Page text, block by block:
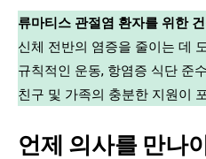
류마티스 관절염 환자를 위한
신체 전반의 염증을 줄이는 데
규칙적인 운동, 항염증 식단 준
친구 및 가족의 충분한 지원이
언제 의사를 만나